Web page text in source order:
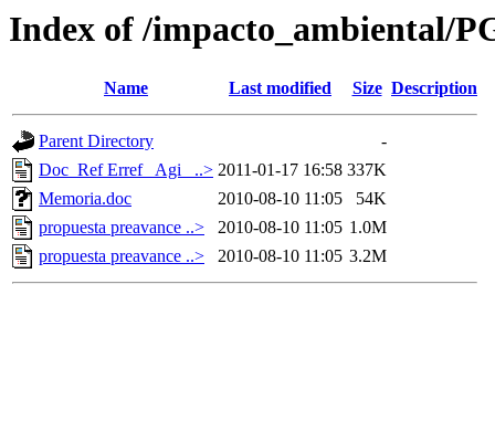
Index of /impacto_ambiental/
Name Last modified Size Description
Parent Directory
-
Doc_Ref Erref_ Agi_ ..> 2011-01-17 16:58 337K
Memoria.doc
2010-08-10 11:05
54K
propuesta preavance ..>
2010-08-10 11:05 1.0M
propuesta preavance ..>
2010-08-10 11:05 3.2M